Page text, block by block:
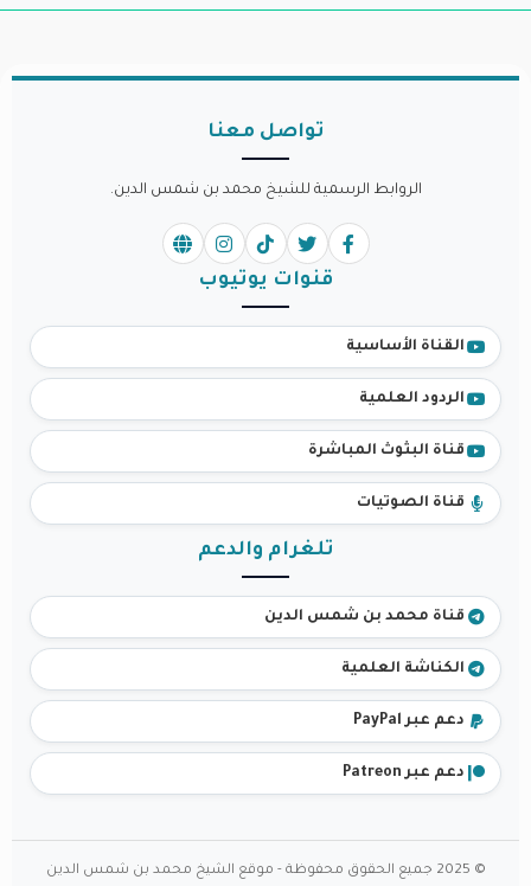
تواصل معنا
الروابط الرسمية للشيخ محمد بن شمس الدين.
قنوات يوتيوب
القناة الأساسية
الردود العلمية
قناة البثوث المباشرة
قناة الصوتيات
تلغرام والدعم
قناة محمد بن شمس الدين
الكناشة العلمية
دعم عبر PayPal
دعم عبر Patreon
© 2025 جميع الحقوق محفوظة - موقع الشيخ محمد بن شمس الدين